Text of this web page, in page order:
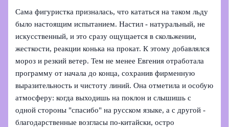
Сама фигуристка призналась, что кататься на таком льду
было настоящим испытанием. Настил - натуральный, не
искусственный, и это сразу ощущается в скольжении,
жесткости, реакции конька на прокат. К этому добавлялся
мороз и резкий ветер. Тем не менее Евгения отработала
программу от начала до конца, сохранив фирменную
выразительность и чистоту линий. Она отметила и особую
атмосферу: когда выходишь на поклон и слышишь с
одной стороны "спасибо" на русском языке, а с другой -
благодарственные возгласы по-китайски, остро